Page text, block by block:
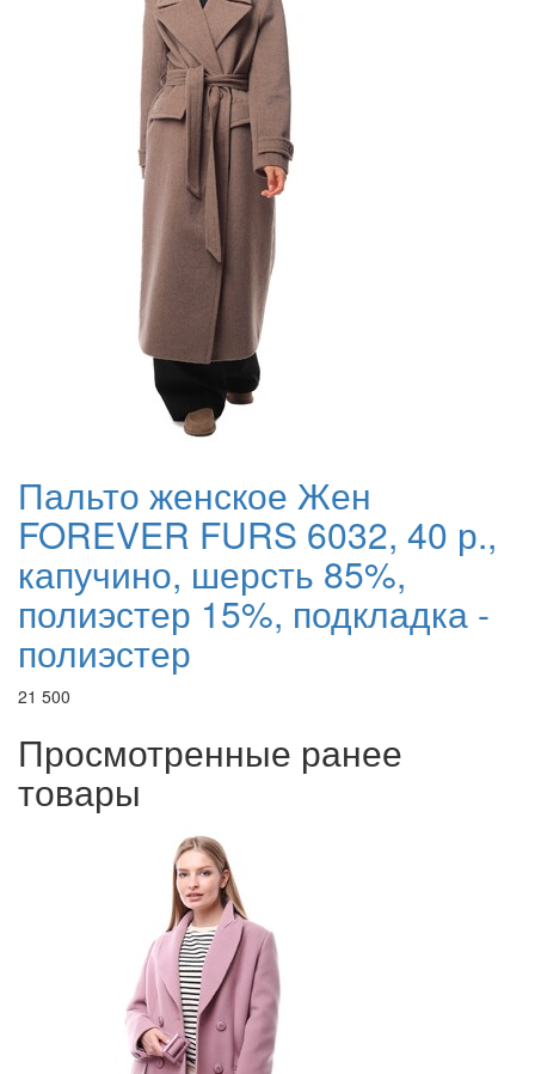
Пальто женское Жен
FOREVER FURS 6032, 40 р.,
капучино, шерсть 85%,
полиэстер 15%, подкладка -
полиэстер
21 500
Просмотренные ранее
товары